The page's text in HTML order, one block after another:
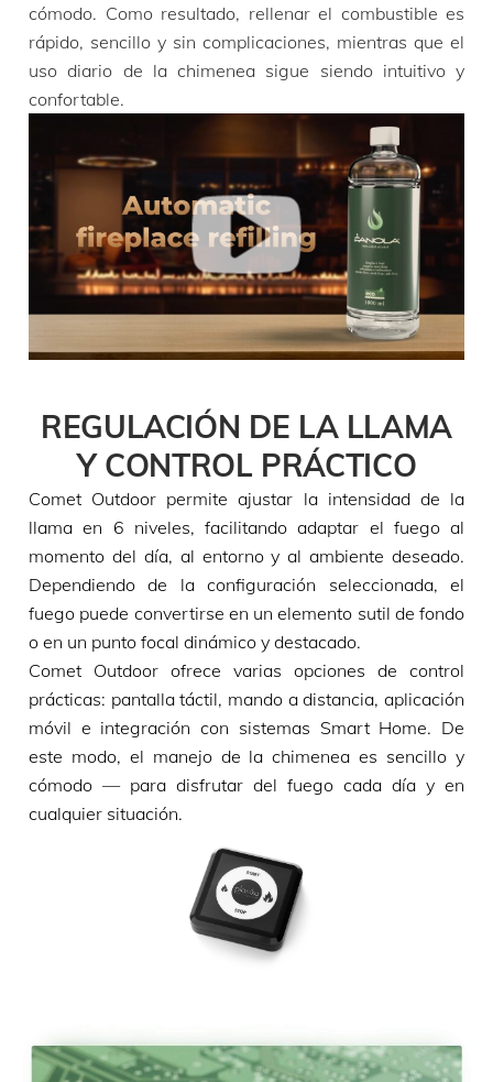
cómodo. Como resultado, rellenar el combustible es
rápido, sencillo y sin complicaciones, mientras que el
uso diario de la chimenea sigue siendo intuitivo y
confortable.
REGULACIÓN DE LA LLAMA
Y CONTROL PRÁCTICO
Comet Outdoor permite ajustar la intensidad de la
llama en 6 niveles, facilitando adaptar el fuego al
momento del día, al entorno y al ambiente deseado.
Dependiendo de la configuración seleccionada, el
fuego puede convertirse en un elemento sutil de fondo
o en un punto focal dinámico y destacado.
Comet Outdoor ofrece varias opciones de control
prácticas: pantalla táctil, mando a distancia, aplicación
móvil e integración con sistemas Smart Home. De
este modo, el manejo de la chimenea es sencillo y
cómodo — para disfrutar del fuego cada día y en
cualquier situación.